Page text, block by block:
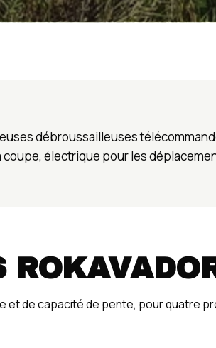
débroussailleuses
électrique pour les
et de capacité de pente, pour quatre